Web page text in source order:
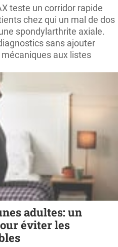
teste un corridor rapide
chez qui un mal de dos
spondylarthrite axiale.
sans ajouter
aux listes
adultes: un
éviter les